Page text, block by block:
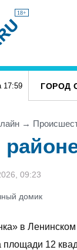
18+
17:59 ГОРОД
→
09:23
в
площади 12